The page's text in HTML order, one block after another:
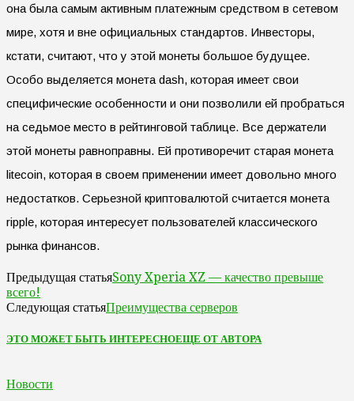
она была самым активным платежным средством в сетевом
мире, хотя и вне официальных стандартов. Инвесторы,
кстати, считают, что у этой монеты большое будущее.
Особо выделяется монета dash, которая имеет свои
специфические особенности и они позволили ей пробраться
на седьмое место в рейтинговой таблице. Все держатели
этой монеты равноправны. Ей противоречит старая монета
litecoin, которая в своем применении имеет довольно много
недостатков. Серьезной криптовалютой считается монета
ripple, которая интересует пользователей классического
рынка финансов.
Предыдущая статьяSony Xperia XZ — качество превыше
всего!
Следующая статьяПреимущества серверов
ЭТО МОЖЕТ БЫТЬ ИНТЕРЕСНОЕЩЕ ОТ АВТОРА
Новости